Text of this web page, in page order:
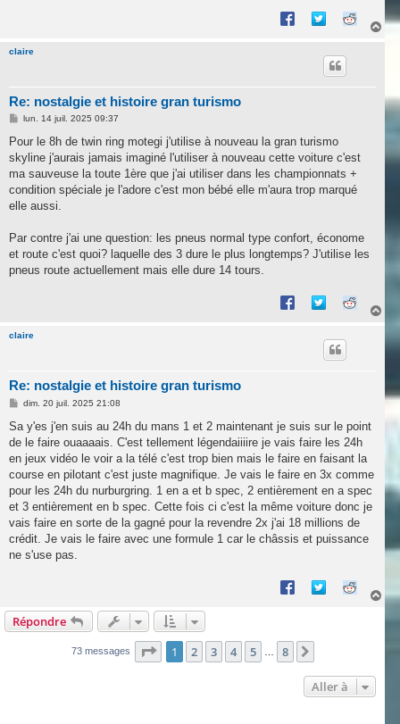
H
claire
Re: nostalgie et histoire gran turismo
M
s
a
g
lun. 14 juil. 2025 09:37
Pour le 8h de twin ring motegi j'utilise à nouveau la gran turismo
skyline j'aurais jamais imaginé l'utiliser à nouveau cette voiture c'est
ma sauveuse la toute 1ère que j'ai utiliser dans les championnats +
condition spéciale je l'adore c'est mon bébé elle m'aura trop marqué
elle aussi.
Par contre j'ai une question: les pneus normal type confort, économe
et route c'est quoi? laquelle des 3 dure le plus longtemps? J'utilise les
pneus route actuellement mais elle dure 14 tours.
claire
Re: nostalgie et histoire gran turismo
M
s
a
g
e
dim. 20 juil. 2025 21:08
Sa y'es j'en suis au 24h du mans 1 et 2 maintenant je suis sur le point
de le faire ouaaaais. C'est tellement légendaiiiire je vais faire les 24h
en jeux vidéo le voir a la télé c'est trop bien mais le faire en faisant la
course en pilotant c'est juste magnifique. Je vais le faire en 3x comme
pour les 24h du nurburgring. 1 en a et b spec, 2 entièrement en a spec
et 3 entièrement en b spec. Cette fois ci c'est la même voiture donc je
vais faire en sorte de la gagné pour la revendre 2x j'ai 18 millions de
crédit. Je vais le faire avec une formule 1 car le châssis et puissance
ne s'use pas.
H
u
Répondre
73 messages Page 1sur8
1 2 3 4 5 8
Aller à